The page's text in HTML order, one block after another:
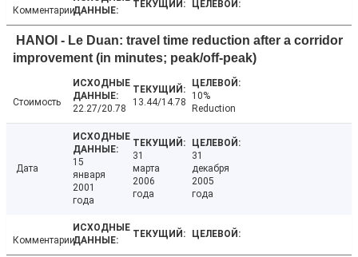
Комментарии
HANOI - Le Duan: travel time reduction after a corridor
improvement (in minutes; peak/off-peak)
Стоимость
22.27/20.78
13.44/14.78
10%
Reduction
Дата
15
января
2001
года
31
марта
2006
года
31
декабря
2005
года
Комментарии